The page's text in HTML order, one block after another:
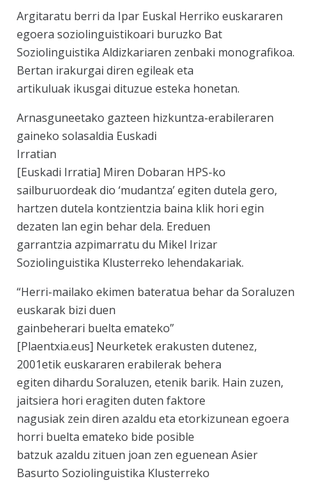
Argitaratu berri da Ipar Euskal Herriko euskararen
egoera soziolinguistikoari buruzko Bat
Soziolinguistika Aldizkariaren zenbaki monografikoa.
Bertan irakurgai diren egileak eta
artikuluak ikusgai dituzue esteka honetan.
Arnasguneetako gazteen hizkuntza-erabileraren
gaineko solasaldia Euskadi
Irratian
[Euskadi Irratia] Miren Dobaran HPS-ko
sailburuordeak dio ‘mudantza’ egiten dutela gero,
hartzen dutela kontzientzia baina klik hori egin
dezaten lan egin behar dela. Ereduen
garrantzia azpimarratu du Mikel Irizar
Soziolinguistika Klusterreko lehendakariak.
“Herri-mailako ekimen bateratua behar da Soraluzen
euskarak bizi duen
gainbeherari buelta emateko”
[Plaentxia.eus] Neurketek erakusten dutenez,
2001etik euskararen erabilerak behera
egiten dihardu Soraluzen, etenik barik. Hain zuzen,
jaitsiera hori eragiten duten faktore
nagusiak zein diren azaldu eta etorkizunean egoera
horri buelta emateko bide posible
batzuk azaldu zituen joan zen eguenean Asier
Basurto Soziolinguistika Klusterreko